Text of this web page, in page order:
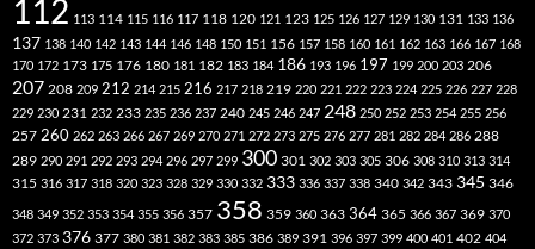
112 113 114 115 116 117 118 120 121 123 125 126 127 129 130 131 133 136
137 138 140 142 143 144 146 148 150 151 156 157 158 160 161 162 163 166 167 168
170 172 173 175 176 180 181 182 183 184 186 193 196 197 199 200 203 206
207 208 209 212 214 215 216 217 218 219 220 221 222 223 224 225 226 227 228
229 230 231 232 233 235 236 237 240 245 246 247 248 250 252 253 254 255 256
257 260 262 263 266 267 269 270 271 272 273 275 276 277 281 282 284 286 288
289 290 291 292 293 294 296 297 299 300 301 302 303 305 306 308 310 313 314
315 316 317 318 320 323 328 329 330 332 333 336 337 338 340 342 343 345 346
348 349 352 353 354 355 356 357 358 359 360 363 364 365 366 367 369 370
372 373 376 377 380 381 382 383 385 386 389 391 396 397 399 400 401 402 404